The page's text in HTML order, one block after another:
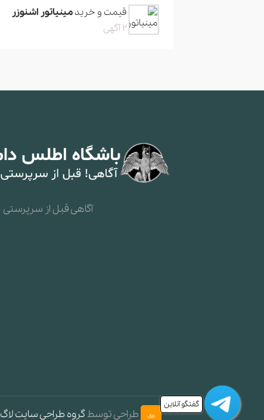
قیمت و خریدمینیاتور اشنوزر
2 آگهی
گفتگو آنلاین
آگاهی قبل از سرپرستی
طراحی توسطگروه طراحی سایت لاگ